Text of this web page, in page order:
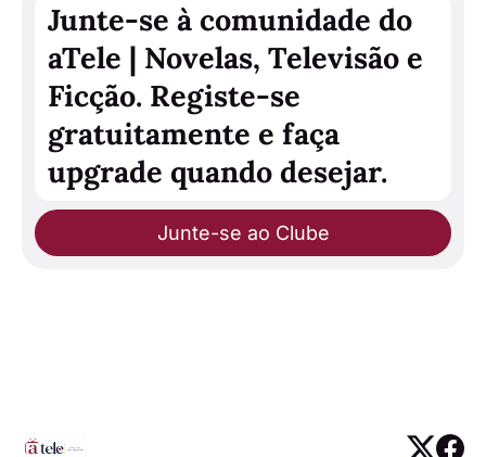
Junte-se à comunidade do
aTele | Novelas, Televisão e
Ficção. Registe-se
gratuitamente e faça
upgrade quando desejar.
Junte-se ao Clube